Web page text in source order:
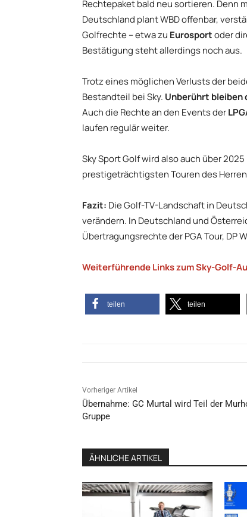
Rechtepaket bald neu sortieren. Denn
Deutschland plant WBD offenbar,
Golfrechte – etwa zu Eurosportoder
Bestätigung steht allerdings noch aus.
Trotz eines möglichen Verlusts der
Bestandteil bei Sky. Unberührt bleiben
Auch die Rechte an den Events der
laufen regulär weiter.
Sky Sport Golf wird also auch über
prestigeträchtigsten Touren des
Fazit: Die Golf-TV-Landschaft in
verändern. In Deutschland und
Übertragungsrechte der PGA Tour, DP
Weiterführende Links zum Sky-Golf-
teilen teilen
Vorheriger Artikel
Übernahme: GC Murtal wird Teil der
Gruppe
ÄHNLICHE ARTIKEL